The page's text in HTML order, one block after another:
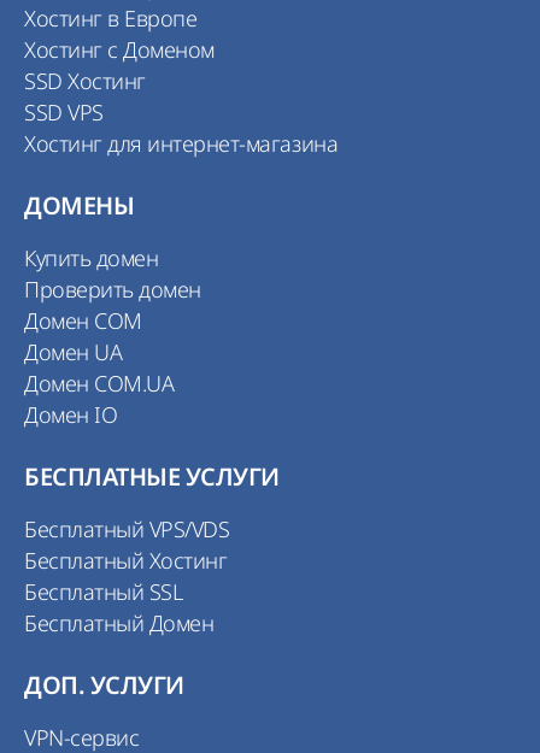
Хостинг в Европе
Хостинг с Доменом
SSD Хостинг
SSD VPS
Хостинг для интернет-магазина
ДОМЕНЫ
Купить домен
Проверить домен
Домен COM
Домен UA
Домен COM.UA
Домен IO
БЕСПЛАТНЫЕ УСЛУГИ
Бесплатный VPS/VDS
Бесплатный Хостинг
Бесплатный SSL
Бесплатный Домен
ДОП. УСЛУГИ
VPN-сервис